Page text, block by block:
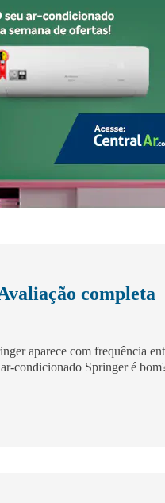
completa
aparece com frequência
condicionado Springer é